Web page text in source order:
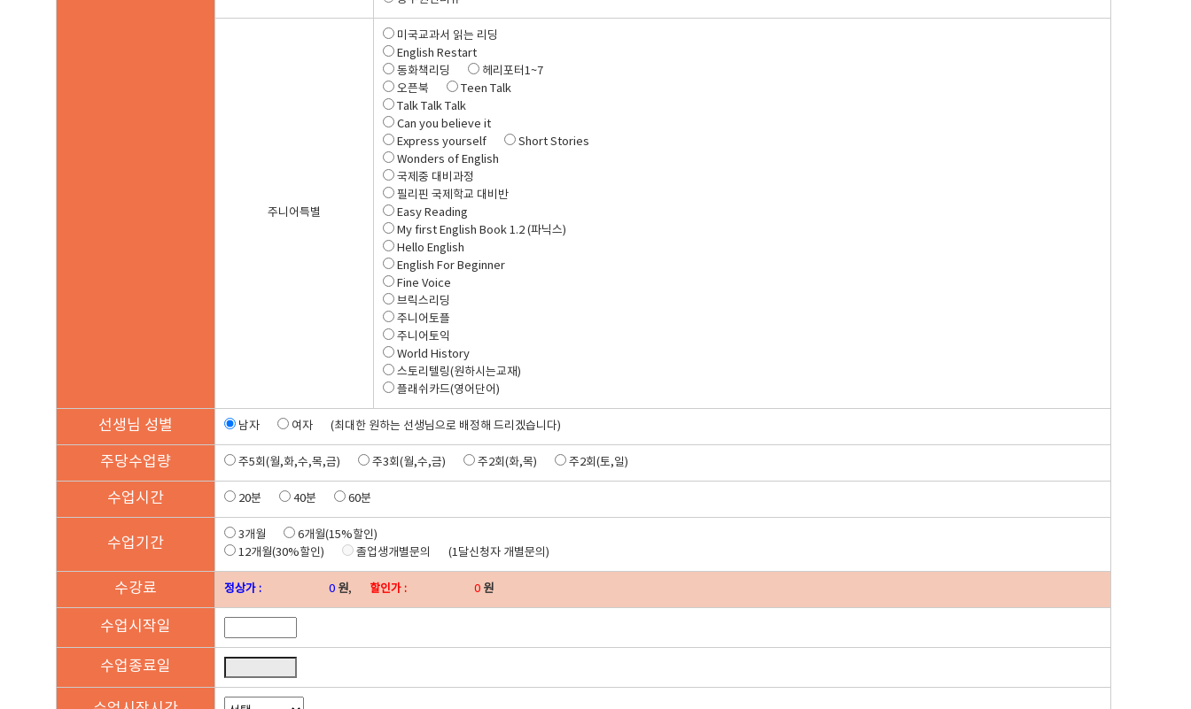
주니어 특별
미국교과서 읽는 리딩
English Restart
동화책리딩
헤리포터1~7
오픈북
Teen Talk
Talk Talk Talk
Can you believe it
Express yourself
Short Stories
Wonders of English
국제중 대비과정
필리핀 국제학교 대비반
Easy Reading
My first English Book 1.2 (파닉스)
Hello English
English For Beginner
Fine Voice
브릭스리딩
주니어토플
주니어토익
World History
스토리텔링(원하시는교재)
플래쉬카드(영어단어)
선생님 성별 남자 여자 (최대한 원하는 선생님으로 배정해 드리겠습니다)
주당수업량 주5회(월,화,수,목,금) 주3회(월,수,금) 주2회(화,목) 주2회(토,일)
수업시간 20분 40분 60분
수업기간 3개월
6개월(15%할인)
12개월(30%할인)
졸업생개별문의 (1달신청자 개별문의)
수강료 정상가 : 원, 할인가 : 원
수업시작일
수업종료일